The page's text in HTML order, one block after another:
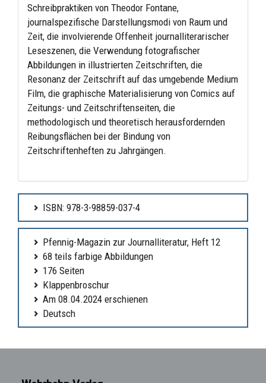
Schreibpraktiken von Theodor Fontane,
journalspezifische Darstellungsmodi von Raum und
Zeit, die involvierende Offenheit journalliterarischer
Leseszenen, die Verwendung fotografischer
Abbildungen in illustrierten Zeitschriften, die
Resonanz der Zeitschrift auf das umgebende Medium
Film, die graphische Materialisierung von Comics auf
Zeitungs- und Zeitschriftenseiten, die
methodologisch und theoretisch herausfordernden
Reibungsflächen bei der Bindung von
Zeitschriftenheften zu Jahrgängen.
ISBN: 978-3-98859-037-4
Pfennig-Magazin zur Journalliteratur, Heft 12
68 teils farbige Abbildungen
176 Seiten
Klappenbroschur
Am 08.04.2024 erschienen
Deutsch